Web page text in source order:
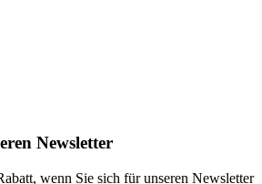
Newsletter
wenn Sie sich für unseren Newsletter